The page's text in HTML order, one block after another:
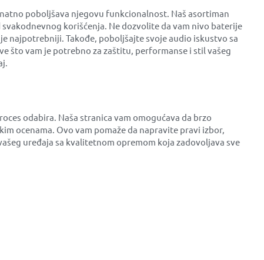
poboljšava njegovu funkcionalnost. Naš asortiman
korišćenja. Ne dozvolite da vam nivo baterije
najpotrebniji. Takođe, poboljšajte svoje audio iskustvo sa
što vam je potrebno za zaštitu, performanse i stil vašeg
odabira. Naša stranica vam omogućava da brzo
ocenama. Ovo vam pomaže da napravite pravi izbor,
uređaja sa kvalitetnom opremom koja zadovoljava sve